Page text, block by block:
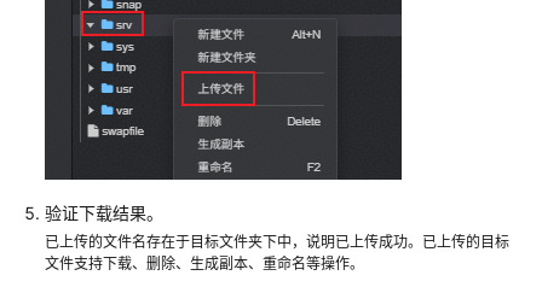
使
用
CloudShell
向
Linux
云
器
传
输
验证下载结果。
已上传的文件名存在于目标文件夹下中，说明已上传成功。已上传的目标
文件支持下载、删除、生成副本、重命名等操作。